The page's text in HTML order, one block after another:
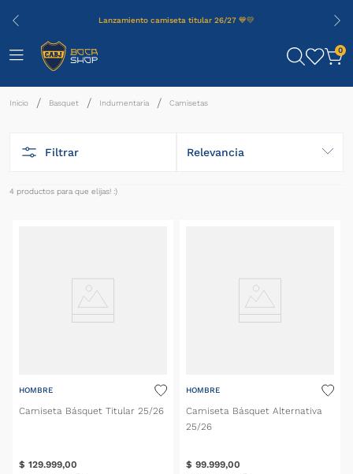
Lanzamiento camiseta titular 26/27 💙💛
0
Basquet Indumentaria Camisetas
Filtrar Relevancia
4 productos
HOMBRE
Camiseta Básquet Titular 25/26
$ 129.999,00
HOMBRE
Camiseta Básquet Alternativa
25/26
$ 99.999,00